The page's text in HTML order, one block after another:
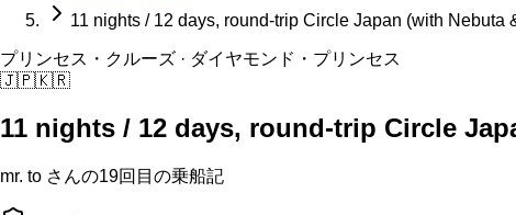
11 nights / 12 days, round-trip Circle Japan (with Nebuta
プリンセス・クルーズ · ダイヤモンド・プリンセス
🇯🇵🇰🇷
11 nights / 12 days, round-trip Circle
mr. to さんの19回目の乗船記